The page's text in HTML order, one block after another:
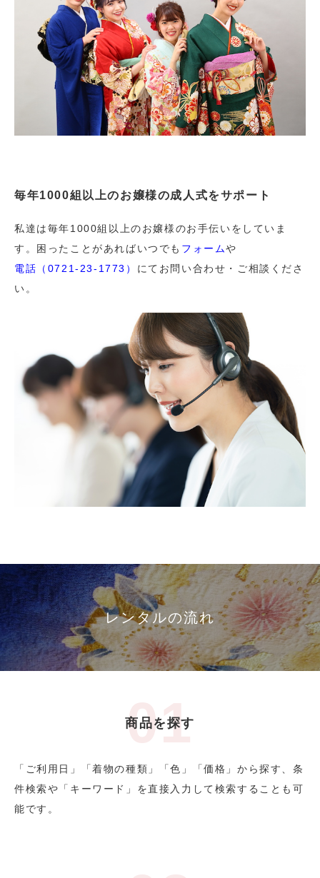
毎年1000組以上のお嬢様の成人式をサポート
私達は毎年1000組以上のお嬢様のお手伝いをしていま
す。困ったことがあればいつでも フォームや
電話（0721-23-1773） にてお問い合わせ・ご相談くださ
い。
レンタルの流れ
商品を探す
「ご利用日」「着物の種類」「色」「価格」から探す、条
件検索や「キーワード」を直接入力して検索することも可
能です。